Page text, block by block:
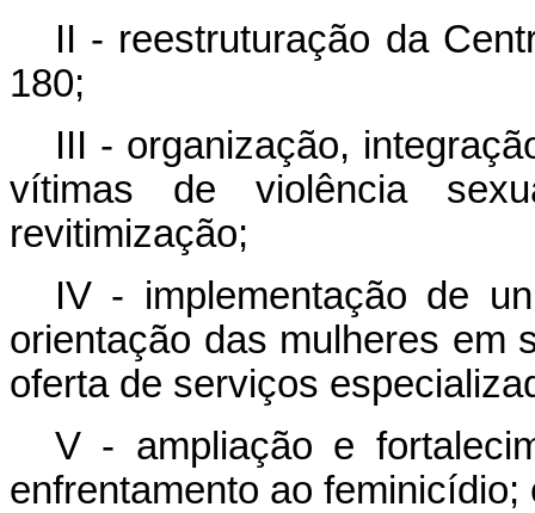
II - reestruturação da
180;
III - organização,
vítimas de violência
revitimização;
IV - implementação de
orientação das mulheres em
oferta de serviços
V - ampliação e
enfrentamento ao feminicídio;